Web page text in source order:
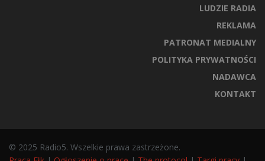
LUDZIE RADIA
REKLAMA
PATRONAT MEDIALNY
POLITYKA PRYWATNOŚCI
NADAWCA
KONTAKT
© 2025 Radio5. Wszelkie prawa zastrzeżone.